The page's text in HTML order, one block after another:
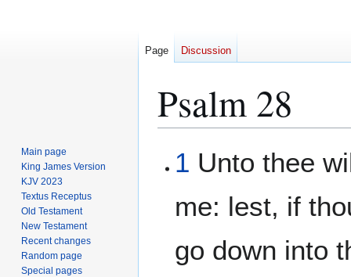
Psalm 28
toto
1 Unto thee
me: lest, if
go down into
Page Discussion
Main page
King James Version
KJV 2023
Textus Receptus
Old Testament
New Testament
Recent changes
Random page
Special pages